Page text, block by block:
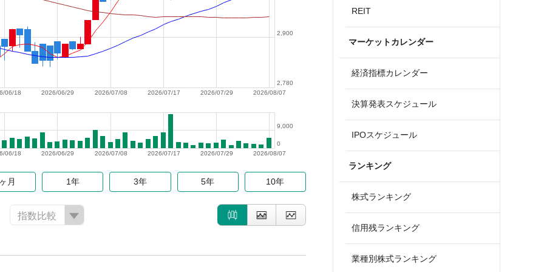
2026/08/07
2026/07/29
2026/07/17
2026/07/08
2026/06/29
06/18
2,780
2,900
2026/08/07
2026/07/29
2026/07/17
2026/07/08
2026/06/29
06/18
0
9,000
月 1年 3年 5年 10年
指数比較
REIT
マーケットカレンダー
経済指標カレンダー
決算発表スケジュール
IPOスケジュール
ランキング
株式ランキング
信用残ランキング
業種別株式ランキング